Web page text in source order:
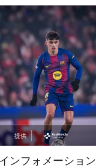
FCB
提供
asistencia
ンフォメーショ